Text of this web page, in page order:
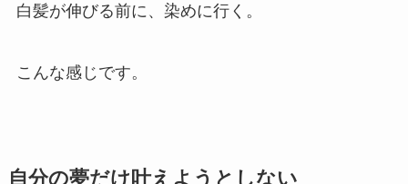
白髪が伸びる前に、染めに行く。
こんな感じです。
自分の夢だけ叶えようとしない